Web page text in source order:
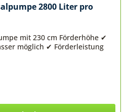
2800 Liter pro
mit 230 cm Förderhöhe ✔
möglich ✔ Förderleistung